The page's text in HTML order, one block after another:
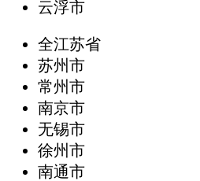
云浮市
全江苏省
苏州市
常州市
南京市
无锡市
徐州市
南通市